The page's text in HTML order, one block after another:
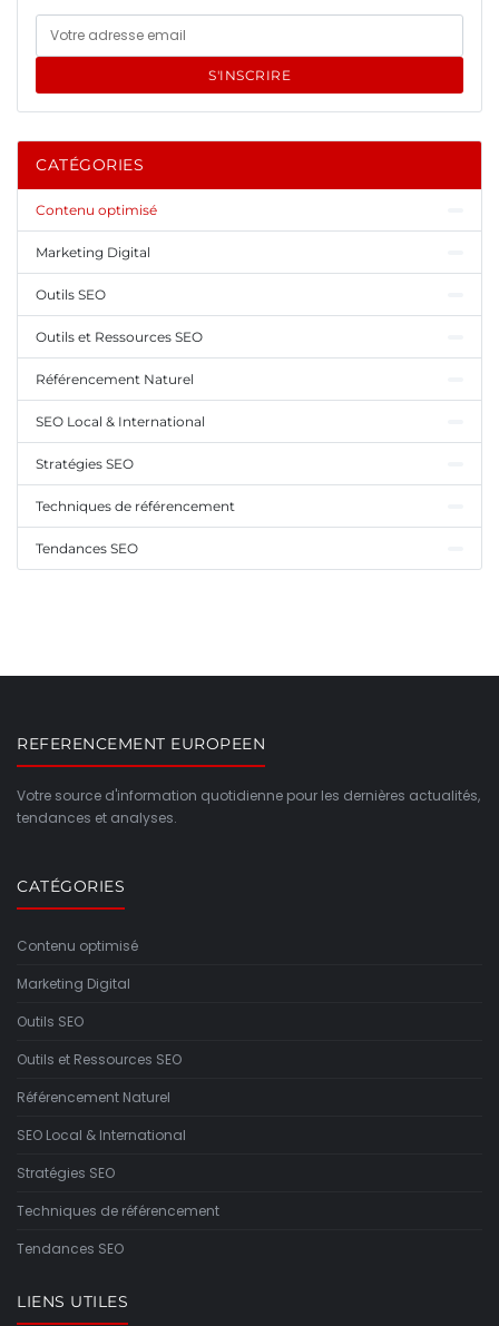
S'INSCRIRE
CATÉGORIES
Contenu optimisé
Marketing Digital
Outils SEO
Outils et Ressources SEO
Référencement Naturel
SEO Local & International
Stratégies SEO
Techniques de référencement
Tendances SEO
REFERENCEMENT EUROPEEN
Votre source d'information quotidienne pour les dernières actualités,
tendances et analyses.
CATÉGORIES
Contenu optimisé
Marketing Digital
Outils SEO
Outils et Ressources SEO
Référencement Naturel
SEO Local & International
Stratégies SEO
Techniques de référencement
Tendances SEO
LIENS UTILES